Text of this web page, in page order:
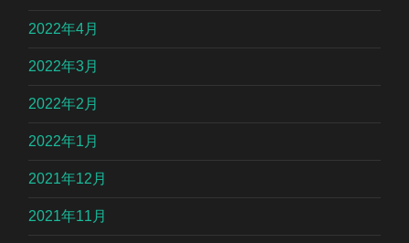
2022年4月
2022年3月
2022年2月
2022年1月
2021年12月
2021年11月